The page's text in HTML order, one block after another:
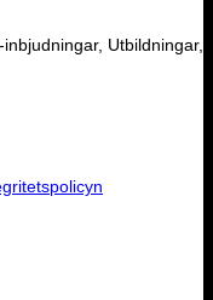
Utbildningar,